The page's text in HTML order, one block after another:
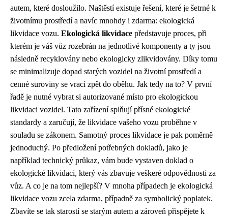
autem, které dosloužilo. Naštěstí existuje řešení, které je šetrné k
životnímu prostředí a navíc mnohdy i zdarma: ekologická
likvidace vozu. Ekologická likvidace představuje proces, při
kterém je váš vůz rozebrán na jednotlivé komponenty a ty jsou
následně recyklovány nebo ekologicky zlikvidovány. Díky tomu
se minimalizuje dopad starých vozidel na životní prostředí a
cenné suroviny se vrací zpět do oběhu. Jak tedy na to? V první
řadě je nutné vybrat si autorizované místo pro ekologickou
likvidaci vozidel. Tato zařízení splňují přísné ekologické
standardy a zaručují, že likvidace vašeho vozu proběhne v
souladu se zákonem. Samotný proces likvidace je pak poměrně
jednoduchý. Po předložení potřebných dokladů, jako je
například technický průkaz, vám bude vystaven doklad o
ekologické likvidaci, který vás zbavuje veškeré odpovědnosti za
vůz. A co je na tom nejlepší? V mnoha případech je ekologická
likvidace vozu zcela zdarma, případně za symbolický poplatek.
Zbavíte se tak starostí se starým autem a zároveň přispějete k